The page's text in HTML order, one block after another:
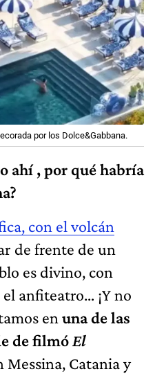
por los Dolce&Gabbana.
ahí , por qué habría
con el volcán
de frente de un
es divino, con
anfiteatro… ¡Y no
en una de las
de filmóEl
Messina, Catania y